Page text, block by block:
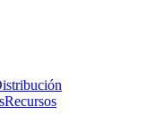
Recursos